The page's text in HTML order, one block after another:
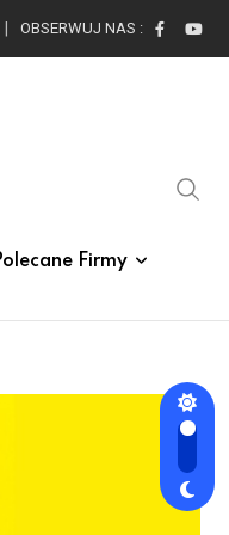
OBSERWUJ NAS :
Firmy